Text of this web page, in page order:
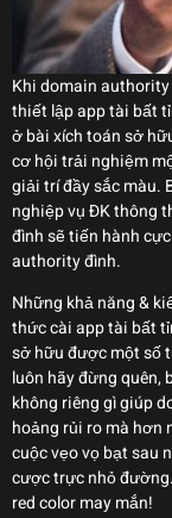
Khi domain
thiết lập app tài bất
ở bài xích toán sở
cơ hội trải nghiệm
giải trí đầy sắc màu.
nghiệp vụ ĐK thông
đình sẽ tiến hành
authority đình.
Những khả năng &
thức cài app tài bất
sở hữu được một số
luôn hãy đừng
không riêng gì giúp
hoảng rủi ro mà hơn
cuộc vẹo vọ bạt sau
cược trực nhỏ
red color may mắn!